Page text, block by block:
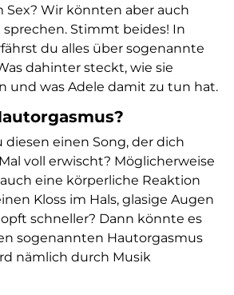
Wir könnten aber auch
Stimmt beides! In
du alles über sogenannte
dahinter steckt, wie sie
und was Adele damit zu tun hat.
diesen einen Song, der dich
voll erwischt? Möglicherweise
eine körperliche Reaktion
Kloss im Hals, glasige Augen
schneller? Dann könnte es
sogenannten Hautorgasmus
nämlich durch Musik